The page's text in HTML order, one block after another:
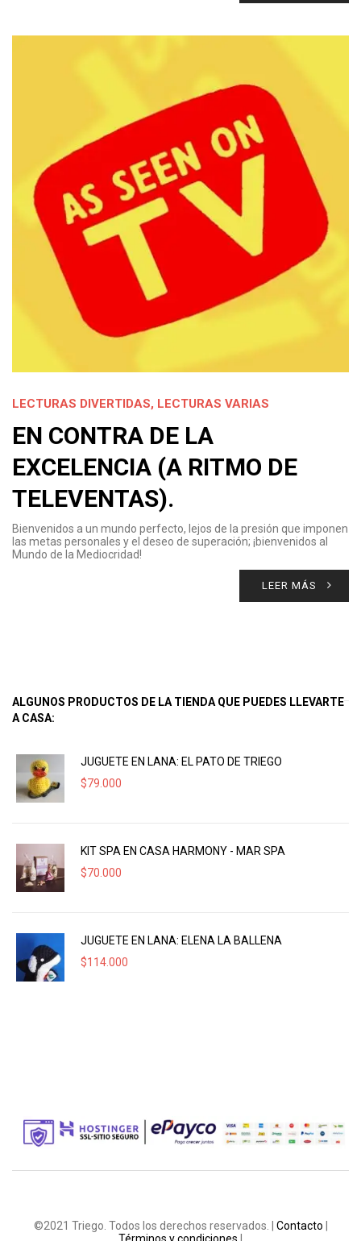
LECTURAS DIVERTIDAS, LECTURAS VARIAS
EN CONTRA DE LA
EXCELENCIA (A RITMO DE
TELEVENTAS).
Bienvenidos a un mundo perfecto, lejos de la presión que imponen
las metas personales y el deseo de superación; ¡bienvenidos al
Mundo de la Mediocridad!
LEER MÁS
ALGUNOS PRODUCTOS DE LA TIENDA QUE PUEDES LLEVARTE
A CASA:
JUGUETE EN LANA: EL PATO DE TRIEGO
$79.000
KIT SPA EN CASA HARMONY - MAR SPA
$70.000
JUGUETE EN LANA: ELENA LA BALLENA
$114.000
©2021 Triego. Todos los derechos reservados. | Contacto